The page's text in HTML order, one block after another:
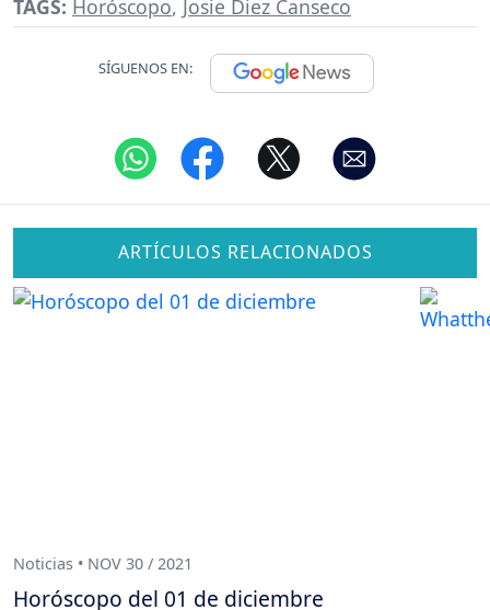
TAGS: Horóscopo, Josie Diez Canseco
SÍGUENOS EN:
ARTÍCULOS RELACIONADOS
Noticias • NOV 30 / 2021
Horóscopo del 01 de diciembre